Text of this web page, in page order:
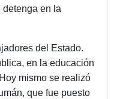
en la
del Estado.
en la educación
mismo se realizó
que fue puesto